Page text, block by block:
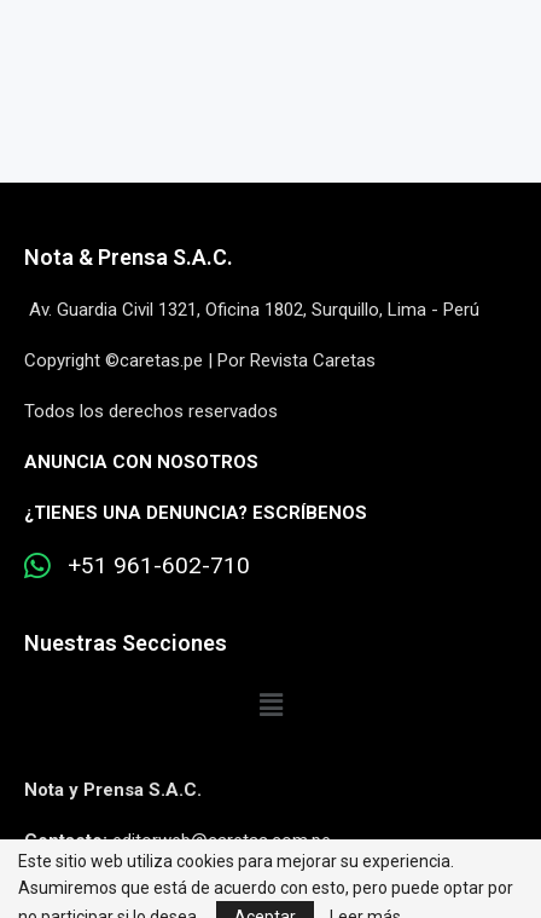
Nota & Prensa S.A.C.
Av. Guardia Civil 1321, Oficina 1802, Surquillo, Lima - Perú
Copyright ©caretas.pe | Por Revista Caretas
Todos los derechos reservados
ANUNCIA CON NOSOTROS
¿TIENES UNA DENUNCIA? ESCRÍBENOS
+51 961-602-710
Nuestras Secciones
Nota y Prensa S.A.C.
Contacto:editorweb@caretas.com.pe
Síguenos:
Este sitio web utiliza cookies para mejorar su experiencia.
Asumiremos que está de acuerdo con esto, pero puede optar por